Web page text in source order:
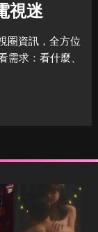
視迷
圈資訊，全方位
需求：看什麼、